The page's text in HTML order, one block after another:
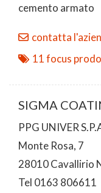
cemento armato
contatta
11 focus
SIGMA
PPG UNIVER
Monte Rosa, 7
28010 Cavallirio
Tel 0163 806611